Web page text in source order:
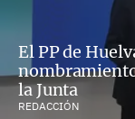
El PP de
la Junta
REDACCIÓN